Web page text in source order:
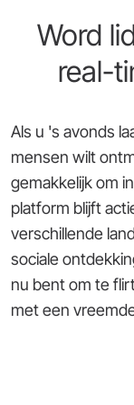
Word
real-
Als u 's avonds
mensen wilt
gemakkelijk om
platform blijft
verschillende
sociale
nu bent om te
met een